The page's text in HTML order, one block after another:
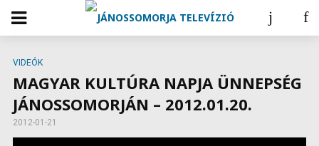
VIDEÓK
MAGYAR KULTÚRA NAPJA ÜNNEPSÉG
JÁNOSSOMORJÁN – 2012.01.20.
2012-01-21